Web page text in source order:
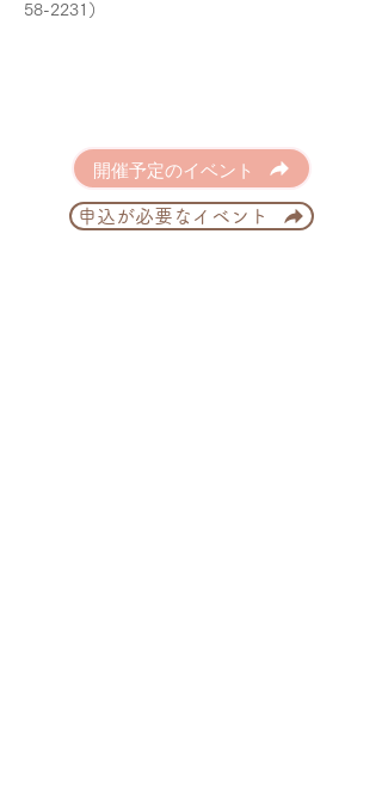
58-2231）
開催予定のイベント
申込が必要なイベント